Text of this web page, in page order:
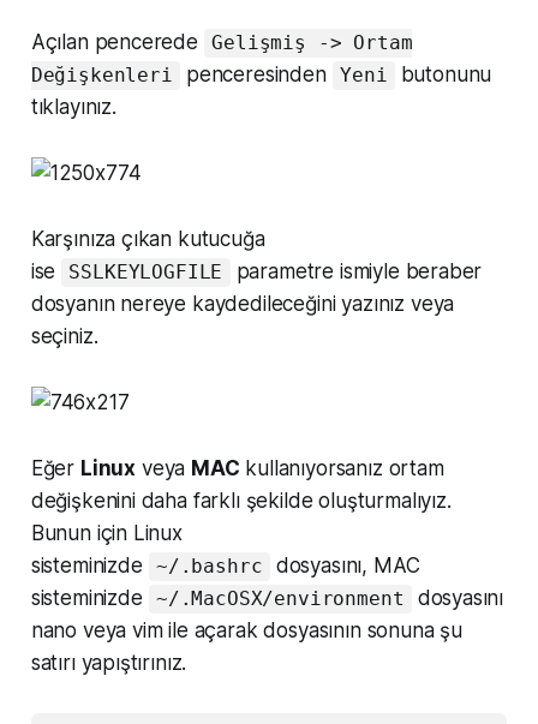
Açılan pencerede
Gelişmiş -> Ortam
Değişkenleri
penceresinden Yeni
butonunu
tıklayınız.
Karşınıza çıkan kutucuğa
ise
SSLKEYLOGFILE
parametre ismiyle beraber
dosyanın nereye kaydedileceğini yazınız veya
seçiniz.
Eğer Linux veya MAC kullanıyorsanız ortam
değişkenini daha farklı şekilde oluşturmalıyız.
Bunun için Linux
sisteminizde
~/.bashrc
dosyasını, MAC
sisteminizde
~/.MacOSX/environment
dosyasını
nano veya vim ile açarak dosyasının sonuna şu
satırı yapıştırınız.